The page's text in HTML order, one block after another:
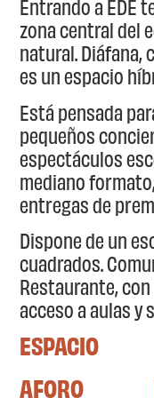
Entrando a EDE
zona central del
natural.
es un espacio
Está pensada
pequeños
espectáculos
mediano
entregas de
Dispone de un
cuadrados.
Restaurante,
acceso a aulas y
ESPACIO
AFORO